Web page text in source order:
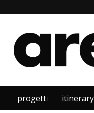
Area
progetti itinerary